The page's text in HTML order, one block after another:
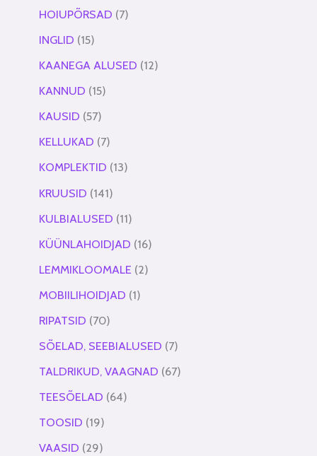
HOIUPÕRSAD 7
INGLID 15
KAANEGA ALUSED 12
KANNUD 15
KAUSID 57
KELLUKAD 7
KOMPLEKTID 13
KRUUSID 141
KULBIALUSED 11
KÜÜNLAHOIDJAD 16
LEMMIKLOOMALE 2
MOBIILIHOIDJAD 1
RIPATSID 70
SÕELAD, SEEBIALUSED 7
TALDRIKUD, VAAGNAD 67
TEESÕELAD 64
TOOSID 19
VAASID 29